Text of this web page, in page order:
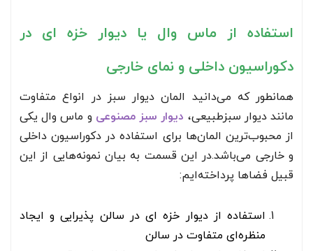
استفاده از ماس وال یا دیوار خزه ای در
دکوراسیون داخلی و نمای خارجی
همانطور که می‌دانید المان دیوار سبز در انواع متفاوت
مانند دیوار سبزطبیعی، دیوار سبز مصنوعی و ماس وال یکی
از محبوب‌ترین المان‌ها برای استفاده در دکوراسیون داخلی
و خارجی می‌باشد.در این قسمت به بیان نمونه‌هایی از این
قبیل فضاها پرداخته‌ایم:
استفاده از دیوار خزه ای در سالن پذیرایی و ایجاد
منظره‌ای متفاوت در سالن